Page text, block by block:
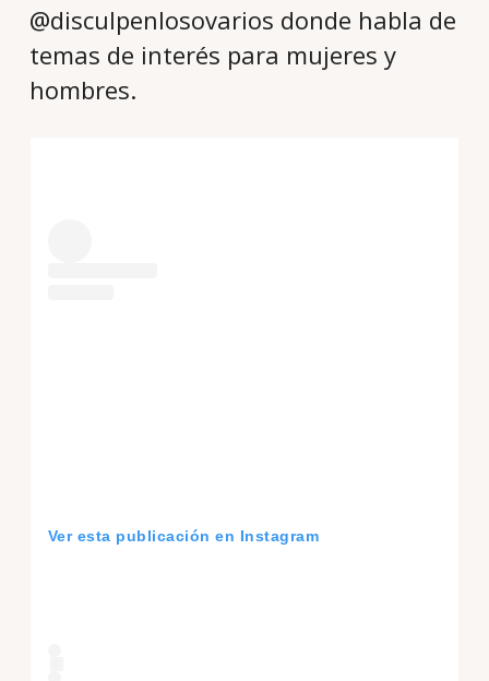
@disculpenlosovarios donde habla de
temas de interés para mujeres y
hombres.
Ver esta publicación en Instagram